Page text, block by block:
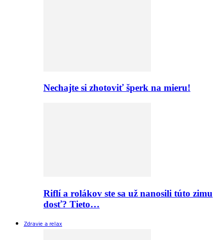
Nechajte si zhotoviť šperk na mieru!
Riflí a rolákov ste sa už nanosili túto zimu
dosť? Tieto…
Zdravie a relax